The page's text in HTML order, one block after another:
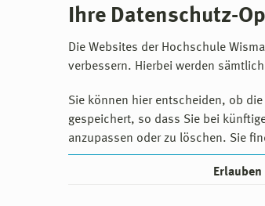
Ihre Datenschutz-
Die Websites der Hochschule
verbessern. Hierbei werden
Sie können hier entscheiden, ob
gespeichert, so dass Sie bei
anzupassen oder zu löschen. Sie